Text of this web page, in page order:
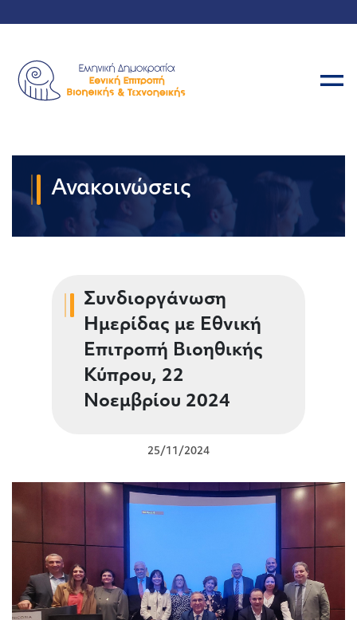
Ανακοινώσεις
Συνδιοργάνωση
Ημερίδας με Εθνική
Επιτροπή Βιοηθικής
Κύπρου, 22
Νοεμβρίου 2024
25/11/2024